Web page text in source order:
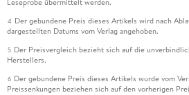
4 Der gebundene Preis dieses Artikels wird nach
dargestellten Datums vom Verlag angehoben.
5 Der Preisvergleich bezieht sich auf die
Herstellers.
6 Der gebundene Preis dieses Artikels wurde vom
Preissenkungen beziehen sich auf den vorherigen